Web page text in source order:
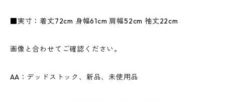
■実寸：着丈72cm 身幅61cm 肩幅52cm 袖丈22cm
画像と合わせてご確認ください。
AA：デッドストック、新品、未使用品